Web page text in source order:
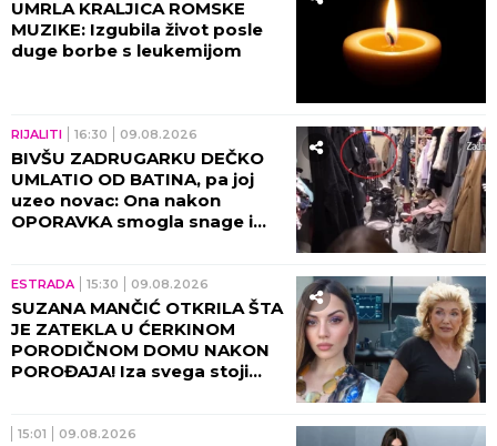
UMRLA KRALJICA ROMSKE
MUZIKE: Izgubila život posle
duge borbe s leukemijom
RIJALITI 16:30 09.08.2026
BIVŠU ZADRUGARKU DEČKO
UMLATIO OD BATINA, pa joj
uzeo novac: Ona nakon
OPORAVKA smogla snage i
ESTRADA 15:30 09.08.2026
SUZANA MANČIĆ OTKRILA ŠTA
JE ZATEKLA U ĆERKINOM
PORODIČNOM DOMU NAKON
POROĐAJA! Iza svega stoji
15:01 09.08.2026